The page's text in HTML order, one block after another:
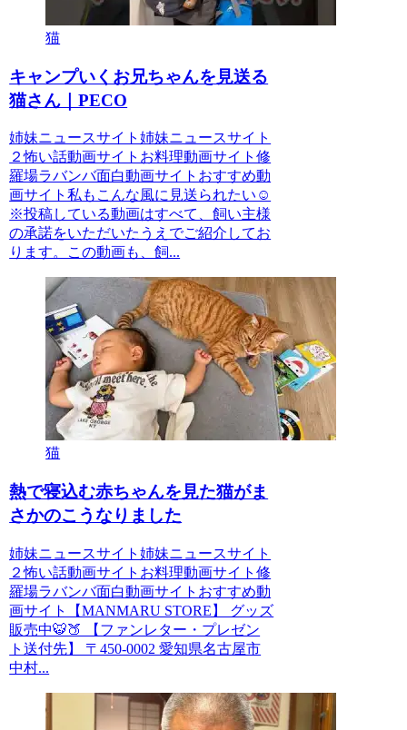
猫
キャンプいくお兄ちゃんを見送る
猫さん｜PECO
姉妹ニュースサイト姉妹ニュースサイト
２怖い話動画サイトお料理動画サイト修
羅場ラバンバ面白動画サイトおすすめ動
画サイト私もこんな風に見送られたい☺️
※投稿している動画はすべて、飼い主様
の承諾をいただいたうえでご紹介してお
ります。この動画も、飼...
猫
熱で寝込む赤ちゃんを見た猫がま
さかのこうなりました
姉妹ニュースサイト姉妹ニュースサイト
２怖い話動画サイトお料理動画サイト修
羅場ラバンバ面白動画サイトおすすめ動
画サイト【MANMARU STORE】 グッズ
販売中🐯🍑 【ファンレター・プレゼン
ト送付先】 〒450-0002 愛知県名古屋市
中村...